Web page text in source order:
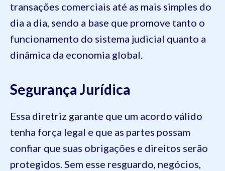
transações comerciais até as mais simples do
dia a dia, sendo a base que promove tanto o
funcionamento do sistema judicial quanto a
dinâmica da economia global.
Segurança Jurídica
Essa diretriz garante que um acordo válido
tenha força legal e que as partes possam
confiar que suas obrigações e direitos serão
protegidos. Sem esse resguardo, negócios,